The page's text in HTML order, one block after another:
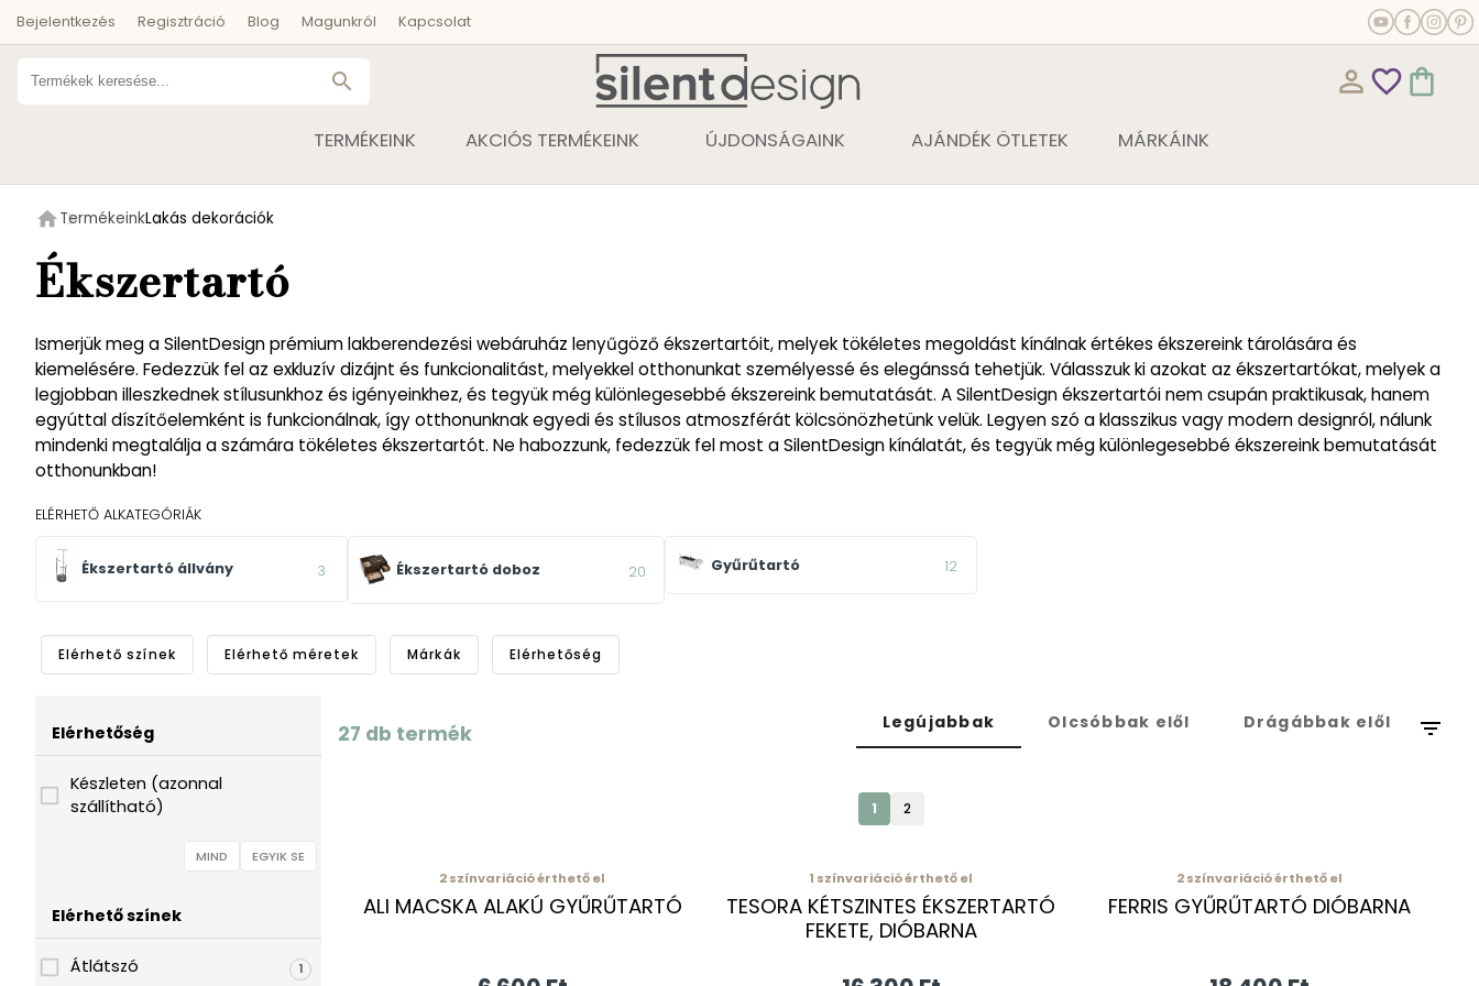
Bejelentkezés Regisztráció Blog Magunkról Kapcsolat
search person_outline favorite_outline shopping_bag
TERMÉKEINK AKCIÓS TERMÉKEINK ÚJDONSÁGAINK AJÁNDÉK ÖTLETEK MÁRKÁINK
homeTermékeinkLakás dekorációk
Ékszertartó
Ismerjük meg a SilentDesign prémium lakberendezési webáruház lenyűgöző ékszertartóit, melyek tökéletes megoldást kínálnak értékes ékszereink tárolására és
kiemelésére. Fedezzük fel az exkluzív dizájnt és funkcionalitást, melyekkel otthonunkat személyessé és elegánssá tehetjük. Válasszuk ki azokat az ékszertartókat, melyek a
legjobban illeszkednek stílusunkhoz és igényeinkhez, és tegyük még különlegesebbé ékszereink bemutatását. A SilentDesign ékszertartói nem csupán praktikusak, hanem
egyúttal díszítőelemként is funkcionálnak, így otthonunknak egyedi és stílusos atmoszférát kölcsönözhetünk velük. Legyen szó a klasszikus vagy modern designról, nálunk
mindenki megtalálja a számára tökéletes ékszertartót. Ne habozzunk, fedezzük fel most a SilentDesign kínálatát, és tegyük még különlegesebbé ékszereink bemutatását
otthonunkban!
ELÉRHETŐ ALKATEGÓRIÁK
Ékszertartó állvány 3 Ékszertartó doboz 20 Gyűrűtartó 12
Elérhető színek Elérhető méretek Márkák Elérhetőség
Elérhető színek
Átlátszó 1
Elérhetőség
Készleten (azonnal
szállítható)
MIND EGYIK SE
27 db termék Legújabbak Olcsóbbak elől Drágábbak elől filter_list
1 2
2színvariáció érthető el
ALI MACSKA ALAKÚ GYŰRŰTARTÓ
1 színvariáció érthető el
TESORA KÉTSZINTES ÉKSZERTARTÓ
FEKETE, DIÓBARNA
2színvariáció érthető el
FERRIS GYŰRŰTARTÓ DIÓBARNA